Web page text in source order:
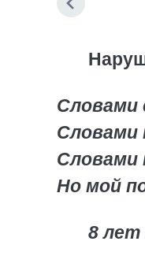
Словами
Словами
Словами
Но мой
8 лет